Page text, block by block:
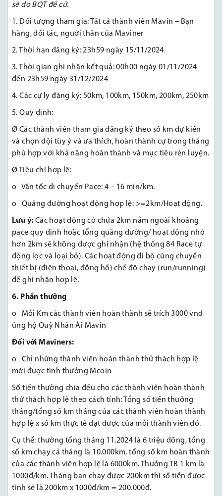
sẽ do BQT đề cử.
1. Đối tượng tham gia: Tất cả thành viên Mavin – Bạn
hàng, đối tác, người thân của Maviner
2. Thời hạn đăng ký: 23h59 ngày 15/11/2024
3. Thời gian ghi nhận kết quả: 00h00 ngày 01/11/2024
đến 23h59 ngày 31/12/2024
4. Các cự ly đăng ký: 50km, 100km, 150km, 200km, 250km
5. Quy định:
Ø Các thành viên tham gia đăng ký theo số km dự kiến
và chọn đội tùy ý và ưa thích, hoàn thành cự trong tháng
phù hợp với khả năng hoàn thành và mục tiêu rèn luyện.
Ø Tiêu chí hợp lệ:
o Vận tốc di chuyển Pace: 4 – 16 min/km.
o Quãng đường hoạt động hợp lệ: >=2km/Hoạt động.
Lưu ý: Các hoạt động có chứa 2km nằm ngoài khoảng
pace quy định hoặc tổng quãng đường/ hoạt động nhỏ
hơn 2km sẽ không được ghi nhận (hệ thống 84 Race tự
động lọc và loại bỏ). Các hoạt động đi bộ cũng chuyển
thiết bị (điện thoại, đồng hồ) chế độ chạy (run/running)
để ghi nhận hợp lệ.
6. Phần thưởng
o Mỗi Km các thành viên hoàn thành sẽ trích 3000 vnđ
ủng hộ Quỹ Nhân Ái Mavin
Đối với Maviners:
o Chỉ những thành viên hoàn thành thử thách hợp lệ
mới được tình thưởng Mcoin
Số tiền thưởng chia đều cho các thành viên hoàn thành
thử thách hợp lệ theo cách tính: Tổng số tiền thưởng
tháng/tổng số km tháng của các thành viên hoàn thành
hợp lệ x số km thực tế đạt được của mỗi thành viên đó.
Cụ thể: thưởng tổng tháng 11.2024 là 6 triệu đồng, tổng
số km chạy cả tháng là 10.000km, tổng số km hoàn thành
của các thành viên hợp lệ là 6000km. Thưởng TB 1 km là
1000đ/km. Tháng bạn chạy được 200km thì số tiền được
tính sẽ là 200km x 1000đ/km = 200.000đ.